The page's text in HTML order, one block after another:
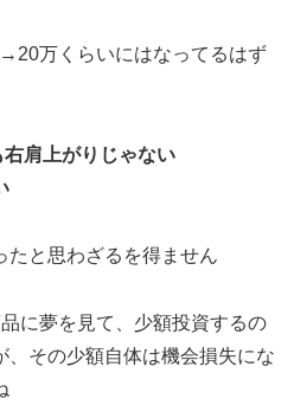
万くらいにはなってるはず
肩上がりじゃない
たと思わざるを得ません
に夢を見て、少額投資するの
、その少額自体は機会損失にな